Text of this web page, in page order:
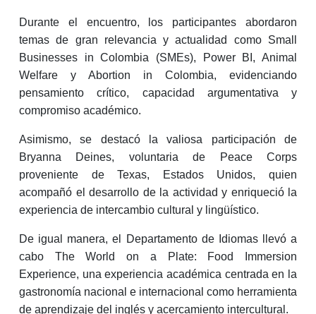
Durante el encuentro, los participantes abordaron
temas de gran relevancia y actualidad como Small
Businesses in Colombia (SMEs), Power BI, Animal
Welfare y Abortion in Colombia, evidenciando
pensamiento crítico, capacidad argumentativa y
compromiso académico.
Asimismo, se destacó la valiosa participación de
Bryanna Deines, voluntaria de Peace Corps
proveniente de Texas, Estados Unidos, quien
acompañó el desarrollo de la actividad y enriqueció la
experiencia de intercambio cultural y lingüístico.
De igual manera, el Departamento de Idiomas llevó a
cabo The World on a Plate: Food Immersion
Experience, una experiencia académica centrada en la
gastronomía nacional e internacional como herramienta
de aprendizaje del inglés y acercamiento intercultural.